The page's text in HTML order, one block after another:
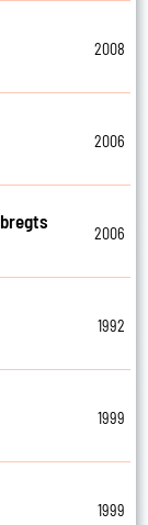
2008
2006
2006
1992
1999
1999